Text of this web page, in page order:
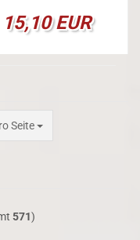
15,10 EUR
Seite
571)